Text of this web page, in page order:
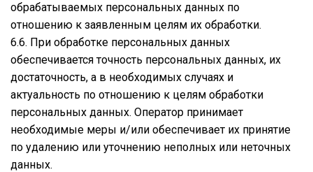
обрабатываемых персональных данных по
отношению к заявленным целям их обработки.
6.6. При обработке персональных данных
обеспечивается точность персональных данных, их
достаточность, а в необходимых случаях и
актуальность по отношению к целям обработки
персональных данных. Оператор принимает
необходимые меры и/или обеспечивает их принятие
по удалению или уточнению неполных или неточных
данных.